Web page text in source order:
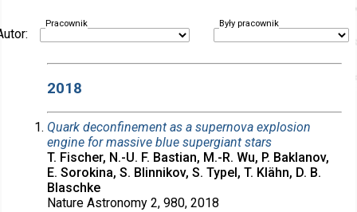
Pracownik Były pracownik
2018
Quark deconfinement as a supernova explosion
engine for massive blue supergiant stars
T. Fischer, N.-U. F. Bastian, M.-R. Wu, P. Baklanov,
E. Sorokina, S. Blinnikov, S. Typel, T. Klähn, D. B.
Blaschke
Nature Astronomy 2, 980, 2018